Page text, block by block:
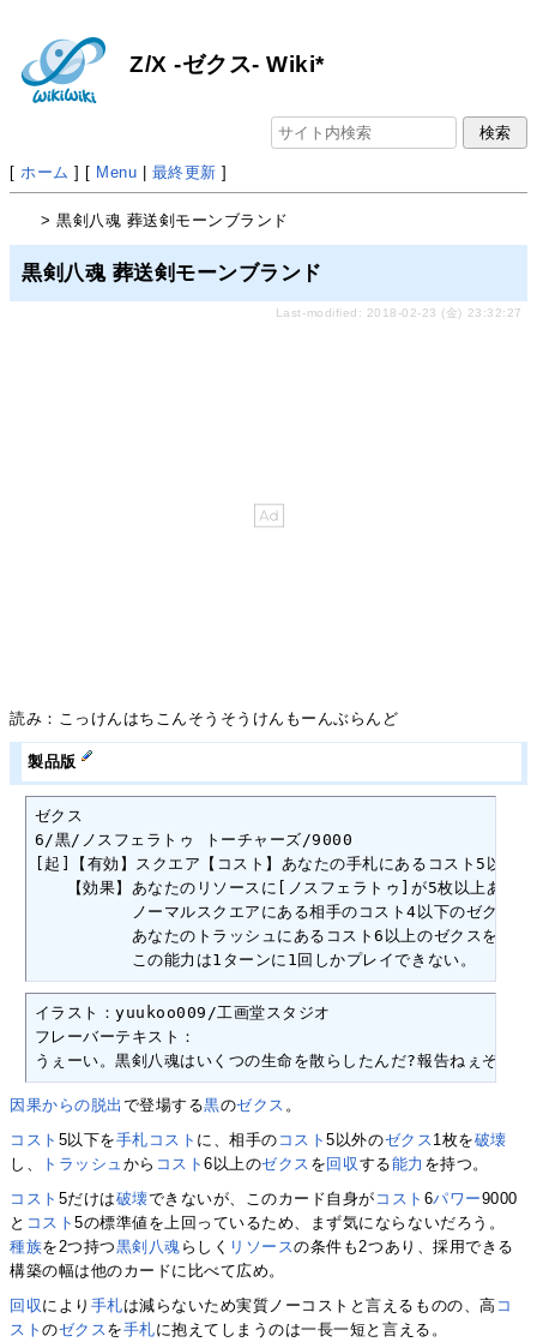
Z/X -ゼクス- Wiki*
[ ホーム ] [ Menu | 最終更新 ]
> 黒剣八魂 葬送剣モーンブランド
黒剣八魂 葬送剣モーンブランド
Last-modified: 2018-02-23 (金) 23:32:27
読み：こっけんはちこんそうそうけんもーんぶらんど
製品版
ゼクス
6/黒/ノスフェラトゥ トーチャーズ/9000
[起]【有効】スクエア【コスト】あなたの手札にあるコスト5以下
【効果】あなたのリソースに[ノスフェラトゥ]が5枚以上ある
ノーマルスクエアにある相手のコスト4以下のゼクスか相
あなたのトラッシュにあるコスト6以上のゼクスを1枚選
この能力は1ターンに1回しかプレイできない。
イラスト：yuukoo009/工画堂スタジオ
フレーバーテキスト：
うぇーい。黒剣八魂はいくつの生命を散らしたんだ?報告ねぇぞー
因果からの脱出 で登場する黒のゼクス 。
コスト 5以下を手札コスト に、相手の コスト5以外のゼクス 1枚を破壊
し、
トラッシュ から コスト6以上のゼクス を 回収 する能力 を持つ。
コスト 5だけは破壊できないが、このカード自身が コスト 6パワー9000
と コスト5の標準値を上回っているため、まず気にならないだろう。
種族を2つ持つ黒剣八魂 らしく リソースの条件も2つあり、採用できる
構築の幅は他のカードに比べて広め。
回収により 手札は減らないため実質ノーコストと言えるものの、高 コ
ストのゼクスを手札に抱えてしまうのは一長一短と言える。